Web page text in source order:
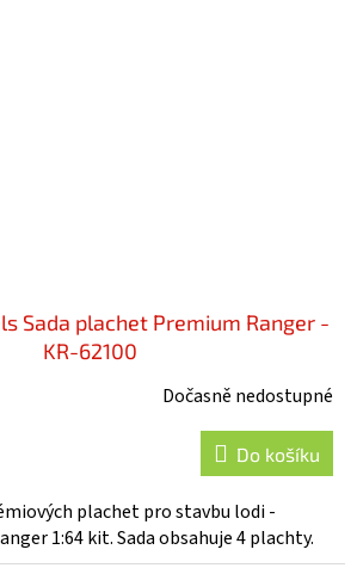
Sada plachet Premium Ranger -
KR-62100
Dočasně nedostupné
Do košíku
plachet pro stavbu lodi -
1:64 kit. Sada obsahuje 4 plachty.